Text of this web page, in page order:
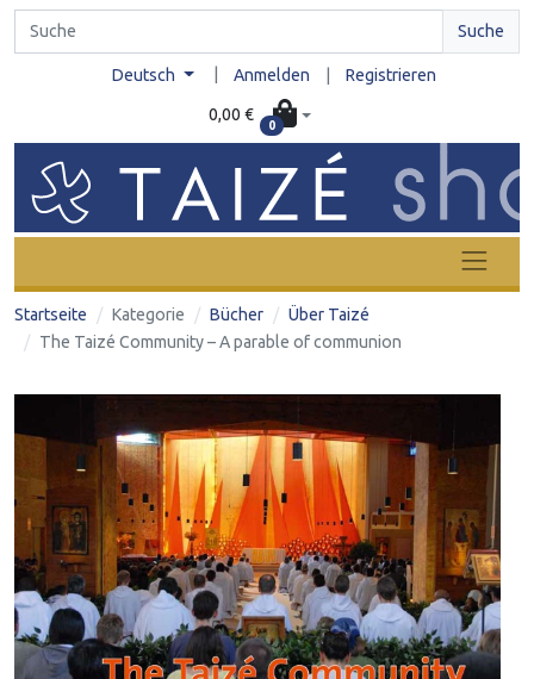
Suche
Deutsch Anmelden Registrieren
0,00 €
0
Startseite Kategorie Bücher
Über Taizé
The Taizé Community – A parable of communion